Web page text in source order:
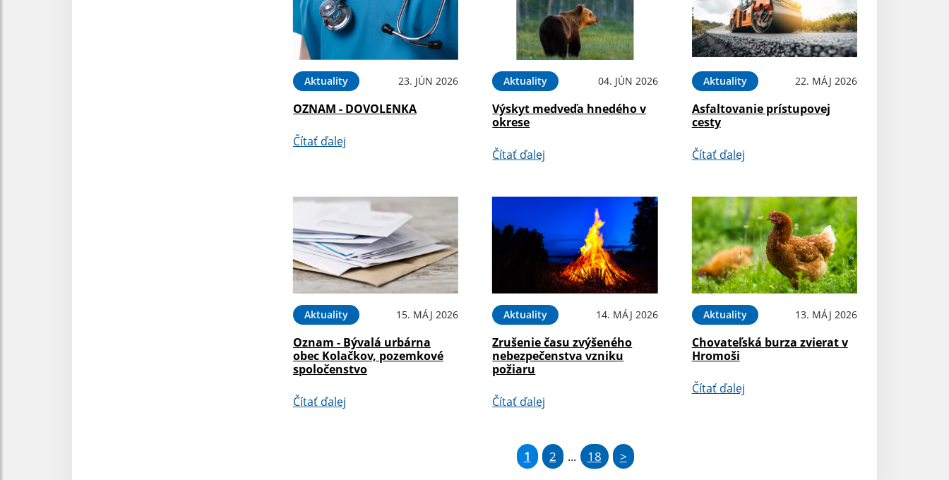
Aktuality 23. JÚN 2026
OZNAM - DOVOLENKA
Čítať ďalej
Aktuality 04. JÚN 2026
Výskyt medveďa hnedého v
okrese
Čítať ďalej
Aktuality 22. MÁJ 2026
Asfaltovanie prístupovej
cesty
Čítať ďalej
Aktuality 15. MÁJ 2026
Oznam - Bývalá urbárna
obec Kolačkov, pozemkové
spoločenstvo
Čítať ďalej
Aktuality 14. MÁJ 2026
Zrušenie času zvýšeného
nebezpečenstva vzniku
požiaru
Čítať ďalej
Aktuality 13. MÁJ 2026
Chovateľská burza zvierat v
Hromoši
Čítať ďalej
1 2 ... 18 >